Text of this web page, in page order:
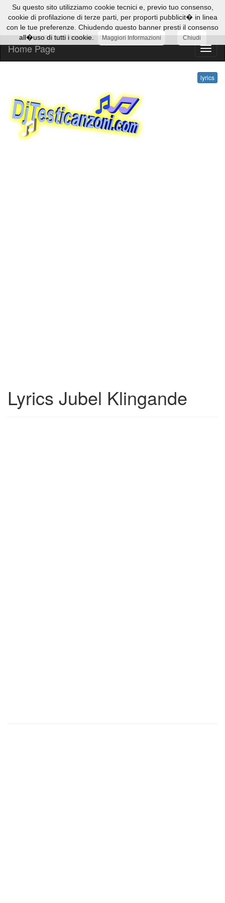
lyrics
Home Page
lyrics
Lyrics Jubel Klingande
Su questo sito utilizziamo cookie tecnici e, previo tuo consenso,
cookie di profilazione di terze parti, per proporti pubblicit� in linea
con le tue preferenze. Chiudendo questo banner presti il consenso
all�uso di tutti i cookie.
Maggiori Informazioni Chiudi